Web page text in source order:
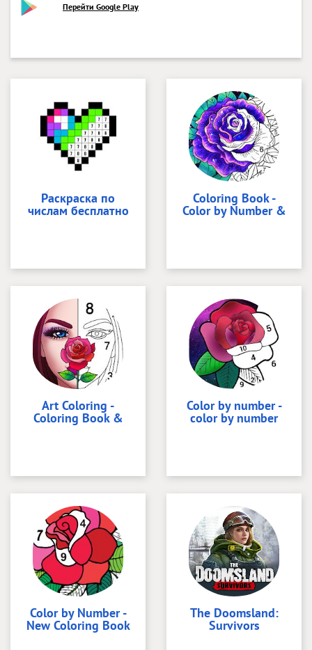
Перейти Google Play
Раскраска по
числам бесплатно
Coloring Book -
Color by Number &
Art Coloring -
Coloring Book &
Color by number -
color by number
Color by Number -
New Coloring Book
The Doomsland:
Survivors